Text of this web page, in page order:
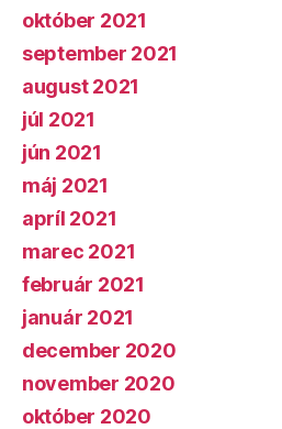
október 2021
september 2021
august 2021
júl 2021
jún 2021
máj 2021
apríl 2021
marec 2021
február 2021
január 2021
december 2020
november 2020
október 2020